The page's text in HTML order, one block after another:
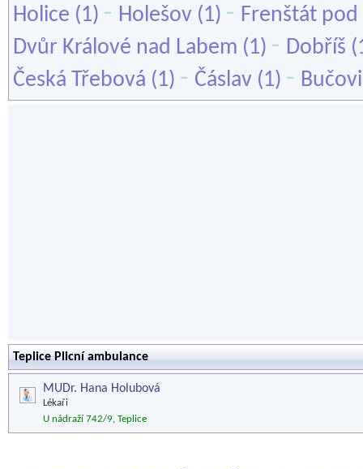
Holice (1) - Holešov (1) - Frenštát
Dvůr Králové nad Labem (1) - Dobříš
Česká Třebová (1) - Čáslav (1) -
Teplice Plicní ambulance
MUDr. Hana Holubová
Lékaři
U nádraží 742/9, Teplice